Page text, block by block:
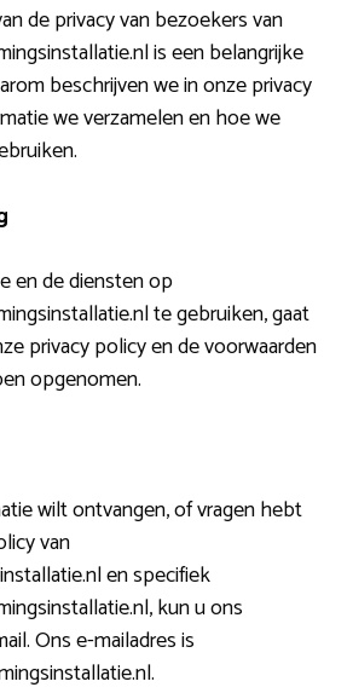
de privacy van bezoekers van
is een belangrijke
beschrijven we in onze privacy
we verzamelen en hoe we
en de diensten op
te gebruiken, gaat
privacy policy en de voorwaarden
opgenomen.
wilt ontvangen, of vragen hebt
van
en specifiek
kun u ons
Ons e-mailadres is